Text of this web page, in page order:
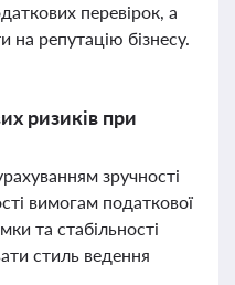
перевірок, а
на репутацію бізнесу.
ризиків при
зручності
вимогам податкової
та стабільності
стиль ведення